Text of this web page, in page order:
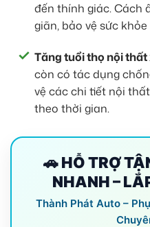
đến thính giác. Cách
giãn, bảo vệ sức
Tăng tuổi thọ nội thất
còn có tác dụng
vệ các chi tiết nội
theo thời gian.
🚗 HỖ TRỢ
NHANH –
Thành Phát Auto –